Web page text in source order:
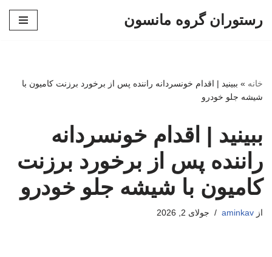
رستوران گروه مانسون
خانه » ببینید | اقدام خونسردانه راننده پس از برخورد برزنت کامیون با
شیشه جلو خودرو
ببینید | اقدام خونسردانه
راننده پس از برخورد برزنت
کامیون با شیشه جلو خودرو
از aminkav جولای 2, 2026